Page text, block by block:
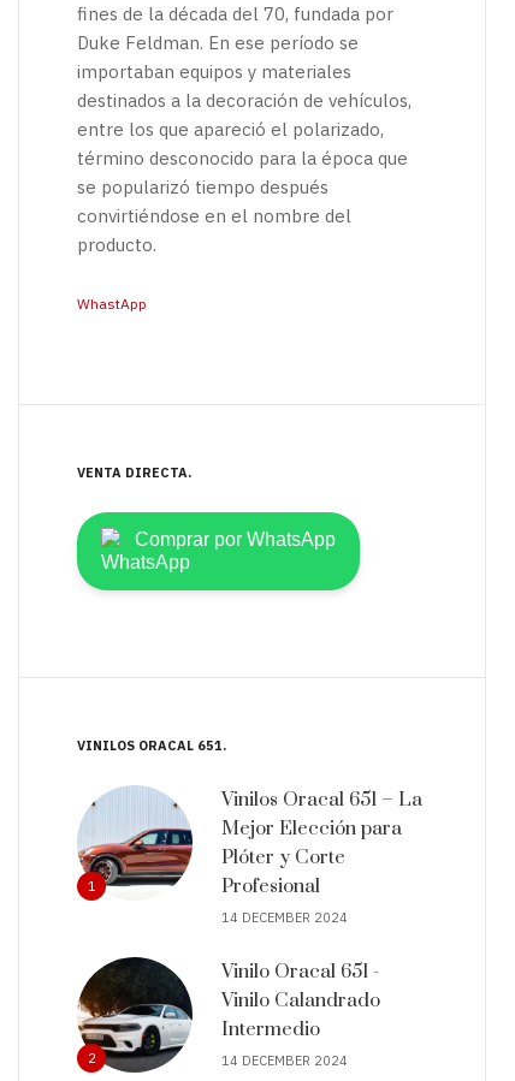
fines de la década del 70, fundada por
Duke Feldman. En ese período se
importaban equipos y materiales
destinados a la decoración de vehículos,
entre los que apareció el polarizado,
término desconocido para la época que
se popularizó tiempo después
convirtiéndose en el nombre del
producto.
WhastApp
VENTA DIRECTA
Comprar por WhatsApp
VINILOS ORACAL 651
1
Vinilos Oracal 651 – La
Mejor Elección para
Plóter y Corte
Profesional
14 DECEMBER 2024
2
Vinilo Oracal 651 -
Vinilo Calandrado
Intermedio
14 DECEMBER 2024